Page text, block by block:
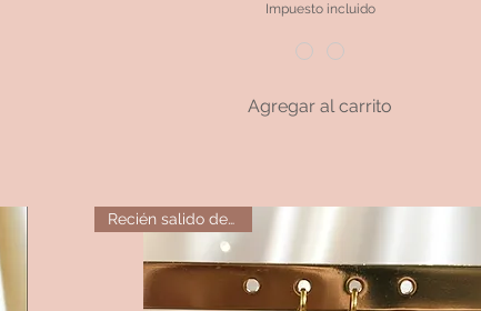
Impuesto incluido
Agregar al carrito
Recién salido del horno